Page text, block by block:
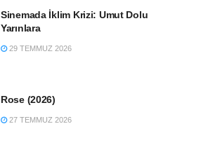
Sinemada İklim Krizi: Umut Dolu
Yarınlara
29 TEMMUZ 2026
Rose (2026)
27 TEMMUZ 2026